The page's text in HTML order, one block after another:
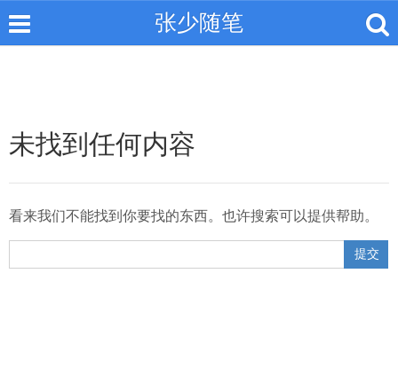
张少随笔
未找到任何内容
看来我们不能找到你要找的东西。也许搜索可以提供帮助。
提交